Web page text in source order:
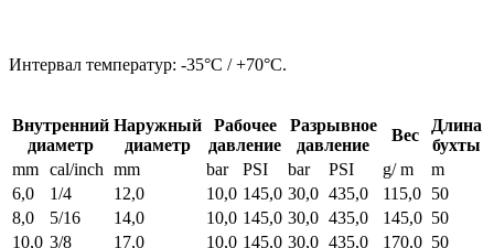
Интервал температур: -35°C / +70°C.
Внутренний
диаметр
Наружный
диаметр
Рабочее
давление
Разрывное
давление
Вес
Длина
бухты
mm cal/inch mm bar PSI bar PSI g/ m
m
6,0
1/4 12,0 10,0 145,0 30,0 435,0 115,0 50
8,0
5/16 14,0 10,0 145,0 30,0 435,0 145,0 50
10,0 3/8 17,0 10,0 145,0 30,0 435,0 170,0 50